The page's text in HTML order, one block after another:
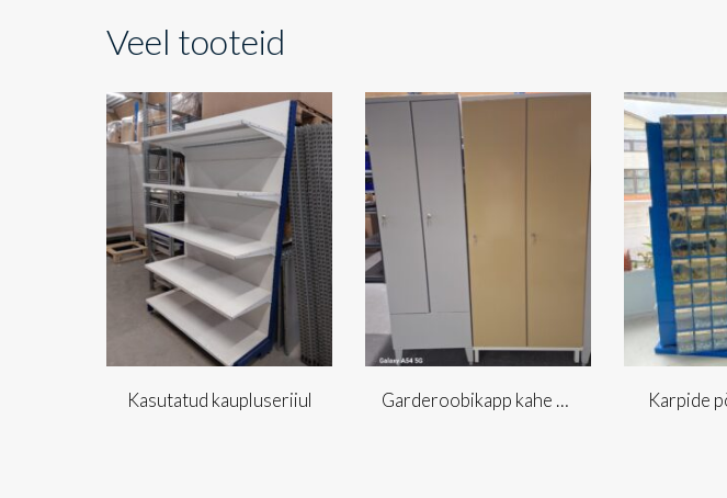
Veel tooteid
Kasutatud kaupluseriiul Garderoobikapp kahe uksega Karpide